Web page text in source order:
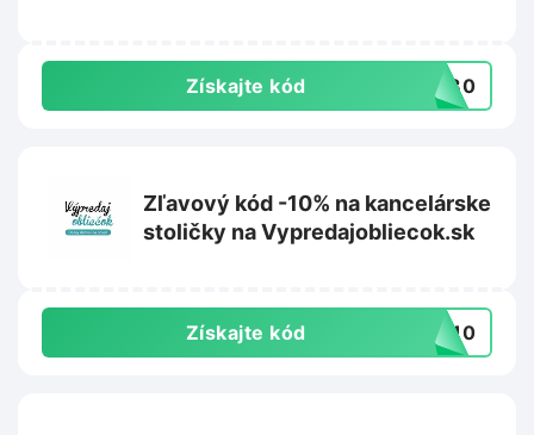
Získajte kód aj30
Zľavový kód -10% na kancelárske
stoličky na Vypredajobliecok.sk
Získajte kód IA10